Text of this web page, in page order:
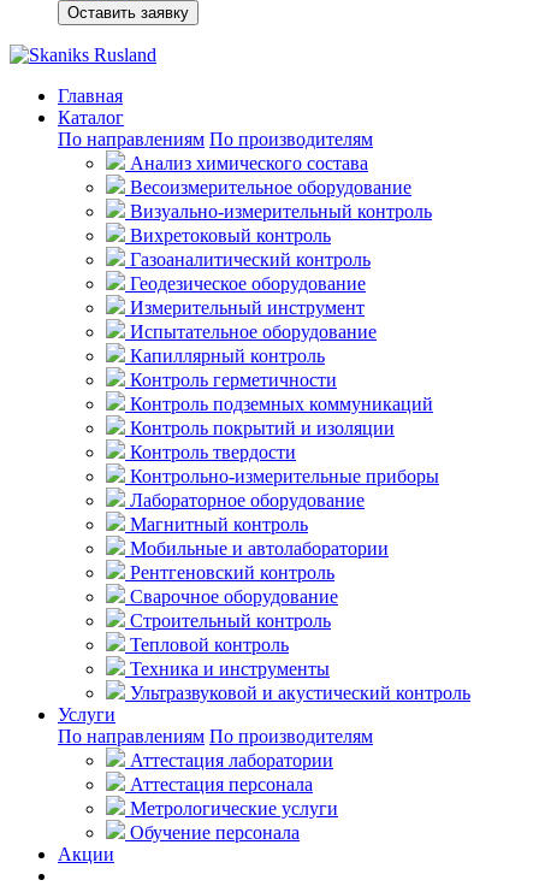
Оставить заявку
Главная
Каталог
По направлениям По производителям
Анализ химического состава
Весоизмерительное оборудование
Визуально-измерительный контроль
Вихретоковый контроль
Газоаналитический контроль
Геодезическое оборудование
Измерительный инструмент
Испытательное оборудование
Капиллярный контроль
Контроль герметичности
Контроль подземных коммуникаций
Контроль покрытий и изоляции
Контроль твердости
Контрольно-измерительные приборы
Лабораторное оборудование
Магнитный контроль
Мобильные и автолаборатории
Рентгеновский контроль
Сварочное оборудование
Строительный контроль
Тепловой контроль
Техника и инструменты
Ультразвуковой и акустический контроль
Услуги
По направлениям По производителям
Аттестация лаборатории
Аттестация персонала
Метрологические услуги
Обучение персонала
Акции